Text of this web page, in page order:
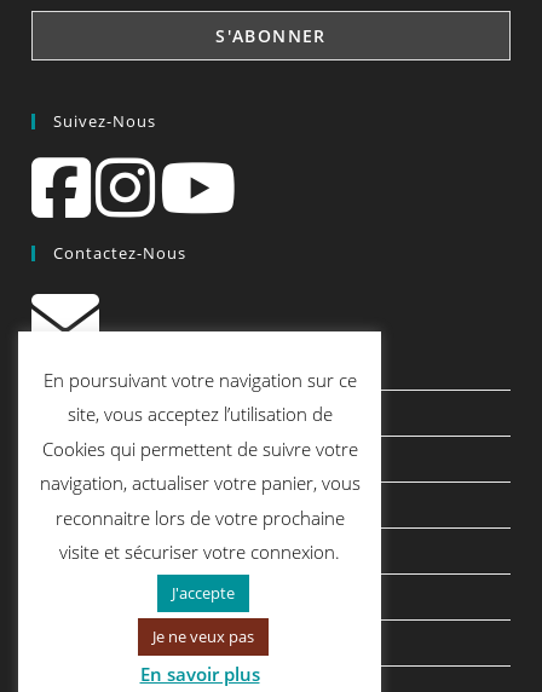
Suivez-Nous
Contactez-Nous
contact@quiscrap.fr
Les Fiches Techniques et les Tutos
Le Blog
Mentions légales
Politique de confidentialité
politique de cookies
En poursuivant votre navigation sur ce
site, vous acceptez l’utilisation de
Cookies qui permettent de suivre votre
navigation, actualiser votre panier, vous
reconnaitre lors de votre prochaine
visite et sécuriser votre connexion.
J'accepte
Je ne veux pas
En savoir plus